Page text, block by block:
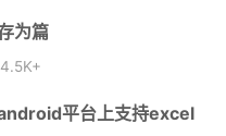
为篇
4.5K+
平台上支持excel